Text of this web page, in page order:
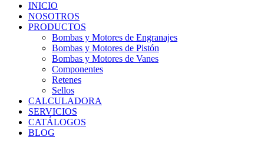
INICIO
NOSOTROS
PRODUCTOS
Bombas y Motores de Engranajes
Bombas y Motores de Pistón
Bombas y Motores de Vanes
Componentes
Retenes
Sellos
CALCULADORA
SERVICIOS
CATÁLOGOS
BLOG